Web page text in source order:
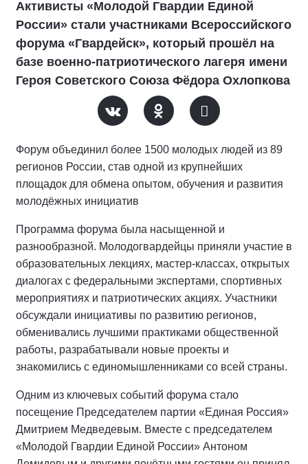
Активисты «Молодой Гвардии Единой
России» стали участниками Всероссийского
форума «Гвардейск», который прошёл на
базе военно-патриотического лагеря имени
Героя Советского Союза Фёдора Охлопкова
Форум объединил более 1500 молодых людей из 89
регионов России, став одной из крупнейших
площадок для обмена опытом, обучения и развития
молодёжных инициатив
Программа форума была насыщенной и
разнообразной. Молодогвардейцы приняли участие в
образовательных лекциях, мастер-классах, открытых
диалогах с федеральными экспертами, спортивных
мероприятиях и патриотических акциях. Участники
обсуждали инициативы по развитию регионов,
обменивались лучшими практиками общественной
работы, разрабатывали новые проекты и
знакомились с единомышленниками со всей страны.
Одним из ключевых событий форума стало
посещение Председателем партии «Единая Россия»
Дмитрием Медведевым. Вместе с председателем
«Молодой Гвардии Единой России» Антоном